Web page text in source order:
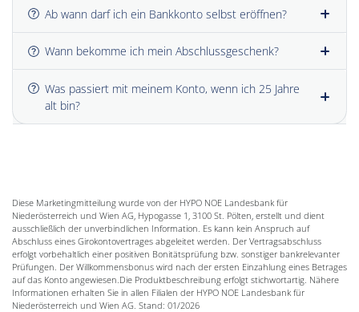
Ab wann darf ich ein Bankkonto selbst eröffnen?
Wann bekomme ich mein Abschlussgeschenk?
Was passiert mit meinem Konto, wenn ich 25 Jahre
alt bin?
Diese Marketingmitteilung wurde von der HYPO NOE Landesbank für
Niederösterreich und Wien AG, Hypogasse 1, 3100 St. Pölten, erstellt und dient
ausschließlich der unverbindlichen Information. Es kann kein Anspruch auf
Abschluss eines Girokontovertrages abgeleitet werden. Der Vertragsabschluss
erfolgt vorbehaltlich einer positiven Bonitätsprüfung bzw. sonstiger bankrelevanter
Prüfungen. Der Willkommensbonus wird nach der ersten Einzahlung eines Betrages
auf das Konto angewiesen.Die Produktbeschreibung erfolgt stichwortartig. Nähere
Informationen erhalten Sie in allen Filialen der HYPO NOE Landesbank für
Niederösterreich und Wien AG. Stand: 01/2026